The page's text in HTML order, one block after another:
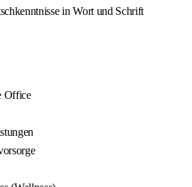
in Wort und Schrift
Office